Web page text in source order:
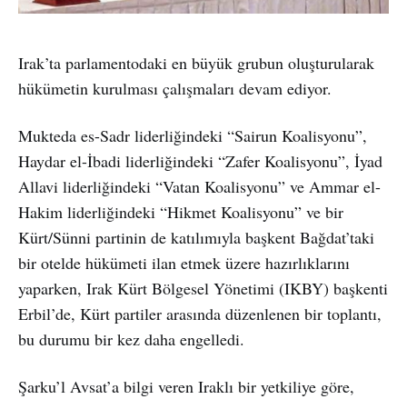
Irak’ta parlamentodaki en büyük grubun oluşturularak
hükümetin kurulması çalışmaları devam ediyor.
Mukteda es-Sadr liderliğindeki “Sairun Koalisyonu”,
Haydar el-İbadi liderliğindeki “Zafer Koalisyonu”, İyad
Allavi liderliğindeki “Vatan Koalisyonu” ve Ammar el-
Hakim liderliğindeki “Hikmet Koalisyonu” ve bir
Kürt/Sünni partinin de katılımıyla başkent Bağdat’taki
bir otelde hükümeti ilan etmek üzere hazırlıklarını
yaparken, Irak Kürt Bölgesel Yönetimi (IKBY) başkenti
Erbil’de, Kürt partiler arasında düzenlenen bir toplantı,
bu durumu bir kez daha engelledi.
Şarku’l Avsat’a bilgi veren Iraklı bir yetkiliye göre,